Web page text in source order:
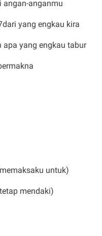
angan-anganmu
yang engkau kira
apa yang engkau tabur
untuk)
mendaki)